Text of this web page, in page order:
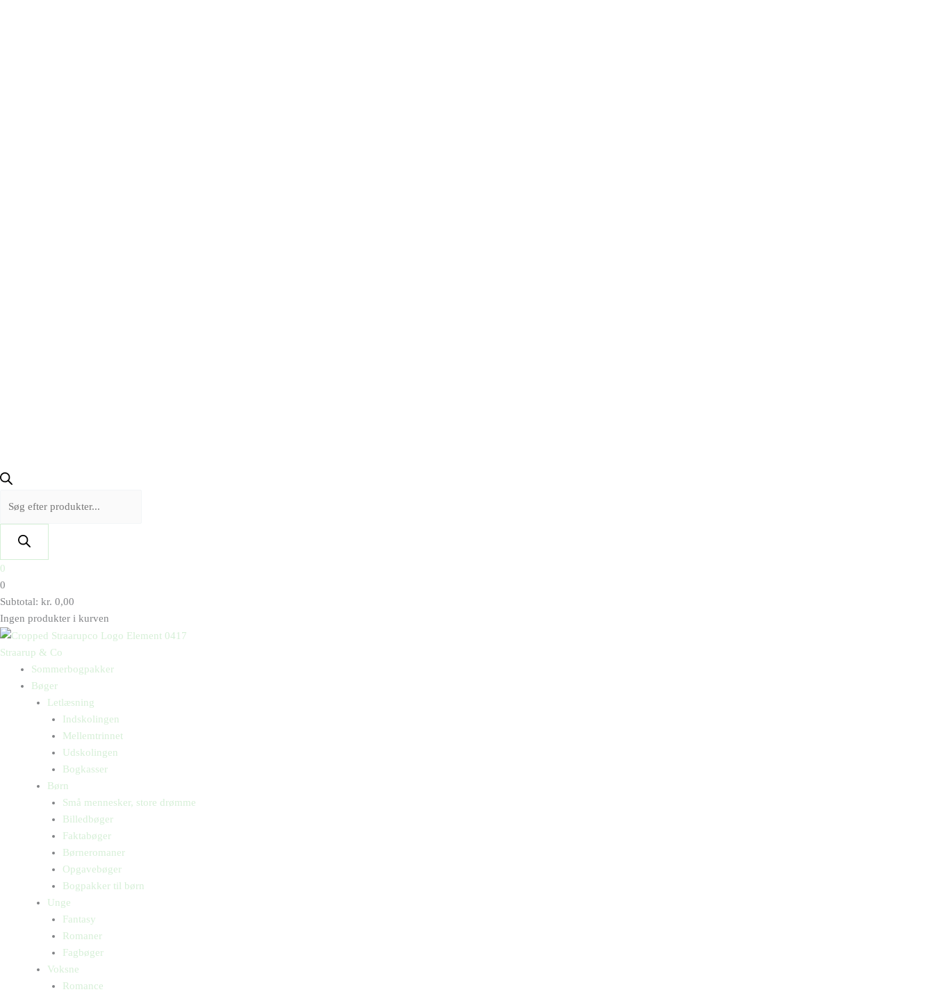
0
0
Subtotal: kr. 0,00
Ingen produkter i kurven
Straarup & Co
Sommerbogpakker
Bøger
Letlæsning
Indskolingen
Mellemtrinnet
Udskolingen
Bogkasser
Børn
Små mennesker, store drømme
Billedbøger
Faktabøger
Børneromaner
Opgavebøger
Bogpakker til børn
Unge
Fantasy
Romaner
Fagbøger
Voksne
Romance